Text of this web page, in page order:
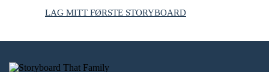
LAG MITT FØRSTE STORYBOARD